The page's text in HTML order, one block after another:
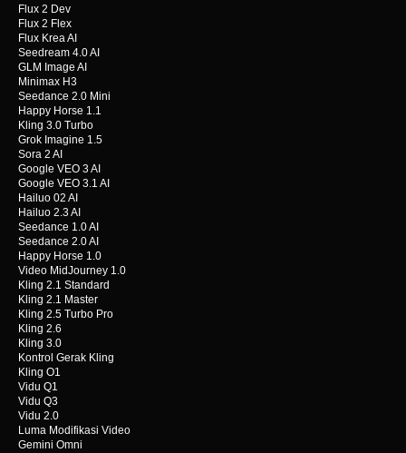
Flux 2 Dev
Flux 2 Flex
Flux Krea AI
Seedream 4.0 AI
GLM Image AI
Minimax H3
Seedance 2.0 Mini
Happy Horse 1.1
Kling 3.0 Turbo
Grok Imagine 1.5
Sora 2 AI
Google VEO 3 AI
Google VEO 3.1 AI
Hailuo 02 AI
Hailuo 2.3 AI
Seedance 1.0 AI
Seedance 2.0 AI
Happy Horse 1.0
Video MidJourney 1.0
Kling 2.1 Standard
Kling 2.1 Master
Kling 2.5 Turbo Pro
Kling 2.6
Kling 3.0
Kontrol Gerak Kling
Kling O1
Vidu Q1
Vidu Q3
Vidu 2.0
Luma Modifikasi Video
Gemini Omni